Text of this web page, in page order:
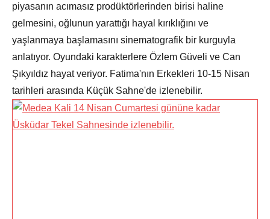
piyasanın acımasız prodüktörlerinden birisi haline
gelmesini, oğlunun yarattığı hayal kırıklığını ve
yaşlanmaya başlamasını sinematografik bir kurguyla
anlatıyor. Oyundaki karakterlere Özlem Güveli ve Can
Şıkyıldız hayat veriyor. Fatima'nın Erkekleri 10-15 Nisan
tarihleri arasında Küçük Sahne'de izlenebilir.